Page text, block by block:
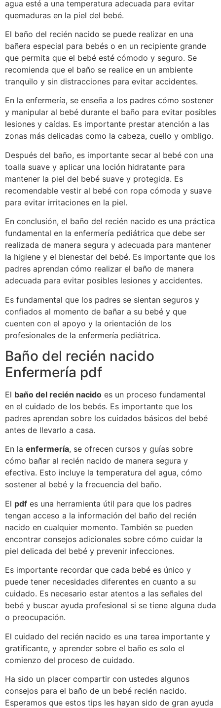
agua esté a una temperatura adecuada para evitar
quemaduras en la piel del bebé.
El baño del recién nacido se puede realizar en una
bañera especial para bebés o en un recipiente grande
que permita que el bebé esté cómodo y seguro. Se
recomienda que el baño se realice en un ambiente
tranquilo y sin distracciones para evitar accidentes.
En la enfermería, se enseña a los padres cómo sostener
y manipular al bebé durante el baño para evitar posibles
lesiones y caídas. Es importante prestar atención a las
zonas más delicadas como la cabeza, cuello y ombligo.
Después del baño, es importante secar al bebé con una
toalla suave y aplicar una loción hidratante para
mantener la piel del bebé suave y protegida. Es
recomendable vestir al bebé con ropa cómoda y suave
para evitar irritaciones en la piel.
En conclusión, el baño del recién nacido es una práctica
fundamental en la enfermería pediátrica que debe ser
realizada de manera segura y adecuada para mantener
la higiene y el bienestar del bebé. Es importante que los
padres aprendan cómo realizar el baño de manera
adecuada para evitar posibles lesiones y accidentes.
Es fundamental que los padres se sientan seguros y
confiados al momento de bañar a su bebé y que
cuenten con el apoyo y la orientación de los
profesionales de la enfermería pediátrica.
Baño del recién nacido
Enfermería pdf
El baño del recién nacido es un proceso fundamental
en el cuidado de los bebés. Es importante que los
padres aprendan sobre los cuidados básicos del bebé
antes de llevarlo a casa.
En la enfermería, se ofrecen cursos y guías sobre
cómo bañar al recién nacido de manera segura y
efectiva. Esto incluye la temperatura del agua, cómo
sostener al bebé y la frecuencia del baño.
El pdf es una herramienta útil para que los padres
tengan acceso a la información del baño del recién
nacido en cualquier momento. También se pueden
encontrar consejos adicionales sobre cómo cuidar la
piel delicada del bebé y prevenir infecciones.
Es importante recordar que cada bebé es único y
puede tener necesidades diferentes en cuanto a su
cuidado. Es necesario estar atentos a las señales del
bebé y buscar ayuda profesional si se tiene alguna duda
o preocupación.
El cuidado del recién nacido es una tarea importante y
gratificante, y aprender sobre el baño es solo el
comienzo del proceso de cuidado.
Ha sido un placer compartir con ustedes algunos
consejos para el baño de un bebé recién nacido.
Esperamos que estos tips les hayan sido de gran ayuda